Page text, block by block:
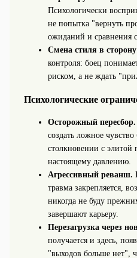
Психологически
не попытка "вернуть
ожиданий и сравнения
Смена стиля в
контроля: боец
риском, а не ждать
Психологические
Осторожный пересбор.
создать ложное
столкновении с элитой
настоящему давлению.
Агрессивный реванш.
травма закрепляется,
никогда не буду
завершают карьеру.
Перезагрузка через
получается и здесь,
"выходов больше нет",